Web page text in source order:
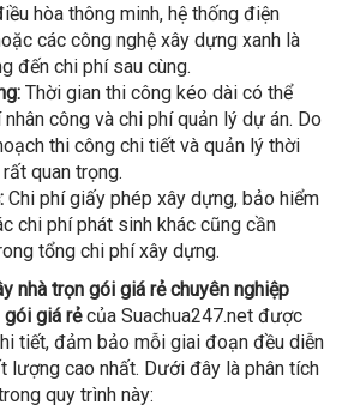
hòa thông minh, hệ thống điện
các công nghệ xây dựng xanh là
đến chi phí sau cùng.
Thời gian thi công kéo dài có thể
công và chi phí quản lý dự án. Do
thi công chi tiết và quản lý thời
quan trọng.
Chi phí giấy phép xây dựng, bảo hiểm
chi phí phát sinh khác cũng cần
tổng chi phí xây dựng.
nhà trọn gói giá rẻ chuyên nghiệp
gói giá rẻcủa Suachua247.net được
tiết, đảm bảo mỗi giai đoạn đều diễn
lượng cao nhất. Dưới đây là phân tích
quy trình này: